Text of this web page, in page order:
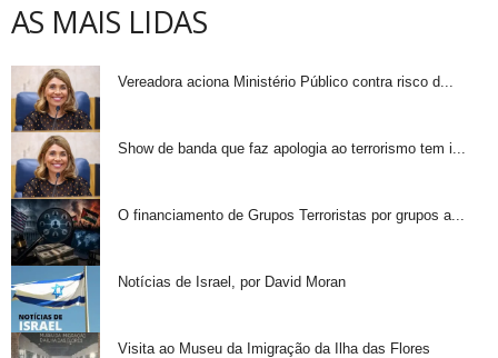
AS MAIS LIDAS
Vereadora aciona Ministério Público contra risco d...
Show de banda que faz apologia ao terrorismo tem i...
O financiamento de Grupos Terroristas por grupos a...
Notícias de Israel, por David Moran
Visita ao Museu da Imigração da Ilha das Flores